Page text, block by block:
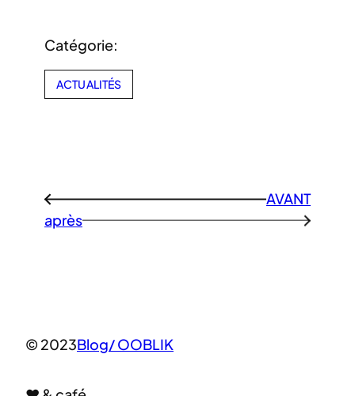
Catégorie:
ACTUALITÉS
←
AVANT
après
→
© 2023Blog/ OOBLIK